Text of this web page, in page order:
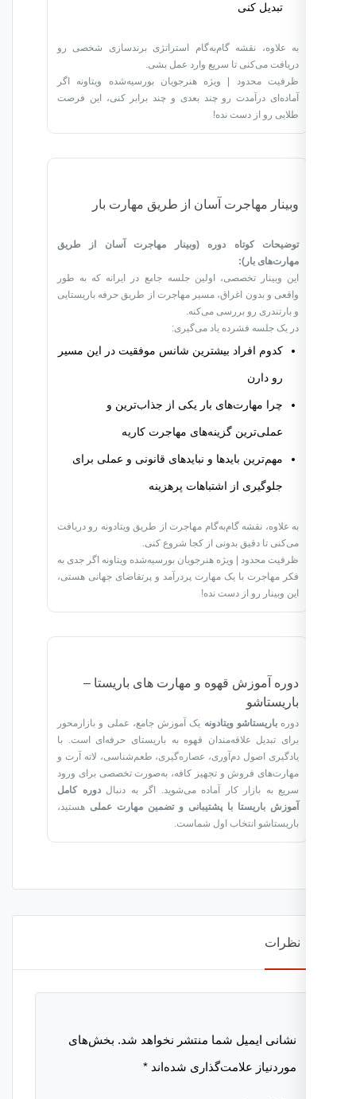
به علاوه، نقشه گام‌به‌گام استراتژی برندسازی شخصی رو
دریافت می‌کنی تا سریع وارد عمل بشی.
ظرفیت محدود | ویژه هنرجویان بورسیه‌شده ویتاونه اگر
آماده‌ای درآمدت رو چند بعدی و چند برابر کنی، این فرصت
طلایی رو از دست نده!
وبینار مهاجرت آسان از طریق مهارت بار
توضیحات کوتاه دوره (وبینار مهاجرت آسان از طریق
مهارت‌های بار):
این وبینار تخصصی، اولین جلسه جامع در ایرانه که به طور
واقعی و بدون اغراق، مسیر مهاجرت از طریق حرفه باریستایی
و بارتندری رو بررسی می‌کنه.
در یک جلسه فشرده یاد می‌گیری:
کدوم افراد بیشترین شانس موفقیت در این مسیر
چرا مهارت‌های بار یکی از جذاب‌ترین و
عملی‌ترین گزینه‌های مهاجرت کاریه
مهم‌ترین بایدها و نبایدهای قانونی و عملی برای
جلوگیری از اشتباهات پرهزینه
به علاوه، نقشه گام‌به‌گام مهاجرت از طریق ویتادونه رو دریافت
می‌کنی تا دقیق بدونی از کجا شروع کنی.
ظرفیت محدود | ویژه هنرجویان بورسیه‌شده ویتاونه اگر جدی به
فکر مهاجرت با یک مهارت پردرآمد و پرتقاضای جهانی هستی،
این وبینار رو از دست نده!
دوره آموزش قهوه و مهارت های باریستا –
باریستاشو
باریستاشو ویتادونهیک آموزش جامع، عملی و بازارمحور
برای تبدیل علاقه‌مندان قهوه به باریستای حرفه‌ای است. با
یادگیری اصول دم‌آوری، عصاره‌گیری، طعم‌شناسی، لاته آرت و
مهارت‌های فروش و تجهیز کافه، به‌صورت تخصصی برای ورود
سریع به بازار کار آماده می‌شوید. اگر به دنبالدوره کامل
آموزش باریستا با پشتیبانی و تضمین مهارت عملیهستید،
باریستاشو انتخاب اول شماست.
نشانی ایمیل شما منتشر نخواهد شد. بخش‌های
موردنیاز علامت‌گذاری شده‌اند*